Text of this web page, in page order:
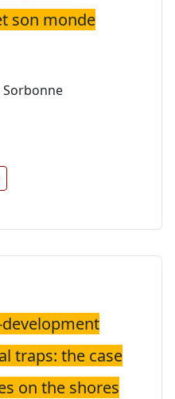
son monde
Sorbonne
traps: the case
on the shores